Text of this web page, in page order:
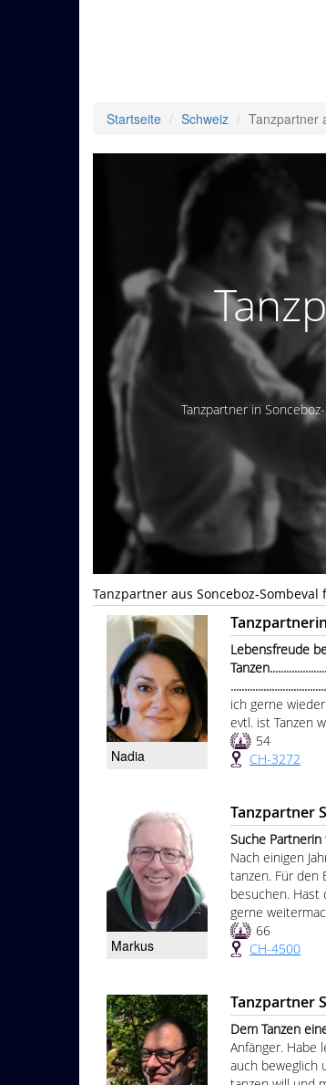
Startseite Schweiz Tanzpartner
Tanzpartner in
Tanzpartner aus Sonceboz-
Nadia
Lebensfreude
ich gerne
evtl. ist Tanzen
54
CH-3272
Markus
Tanzpartner
Suche
Nach einigen
tanzen. Für den
besuchen. Hast
gerne
66
CH-4500
Tanzpartner
Dem Tanzen
Anfänger. Habe
auch beweglich